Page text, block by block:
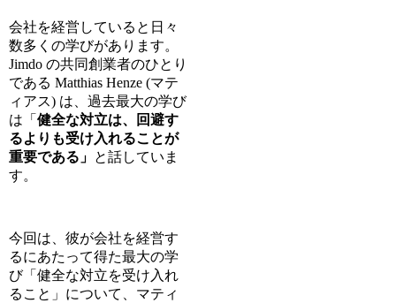
会社を経営していると日々
数多くの学びがあります。
Jimdo の共同創業者のひとり
である Matthias Henze (マテ
ィアス) は、過去最大の学び
は「 健全な対立は、回避す
るよりも受け入れることが
重要である」 と話していま
す。
今回は、彼が会社を経営す
るにあたって得た最大の学
び「健全な対立を受け入れ
ること」について、マティ